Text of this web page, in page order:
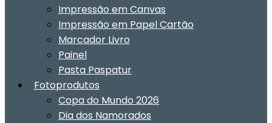
Impressão em Canvas
Impressão em Papel Cartão
Marcador Livro
Painel
Pasta Paspatur
Fotoprodutos
Copa do Mundo 2026
Dia dos Namorados